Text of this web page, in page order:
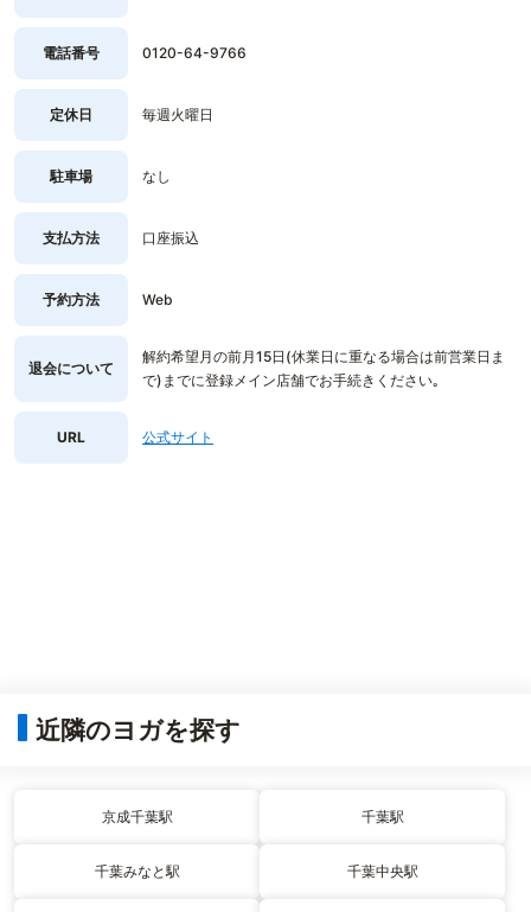
電話番号 0120-64-9766
定休日 毎週火曜日
駐車場 なし
支払方法 口座振込
予約方法 Web
退会について
解約希望月の前月15日(休業日に重なる場合は前営業日ま
で)までに登録メイン店舗でお手続きください｡
URL 公式サイト
近隣のヨガを探す
京成千葉駅 千葉駅
千葉みなと駅 千葉中央駅